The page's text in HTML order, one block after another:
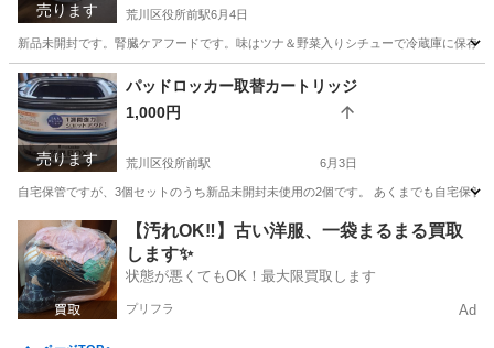
売ります 荒川区役所前駅6月4日
新品未開封です。腎臓ケアフードです。味はツナ＆野菜入りシチューで冷蔵庫に保存
東京 荒川区 荒川区役所前駅 食品 キャットフード
売ります
パッドロッカー取替カートリッジ
1,000円
荒川区役所前駅 6月3日
自宅保管ですが、3個セットのうち新品未開封未使用の2個です。 あくまでも自宅保
東京 荒川区 荒川区役所前駅 掃除用具 パッド
【汚れOK‼️】古い洋服、一袋まるまる買取
します✨
状態が悪くてもOK！最大限買取します
プリフラ Ad